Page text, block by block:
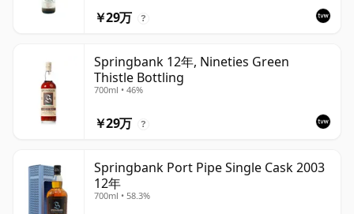
￥29万 ?
Springbank 12年, Nineties Green
Thistle Bottling
700ml • 46%
￥29万 ?
Springbank Port Pipe Single Cask 2003
12年
700ml • 58.3%